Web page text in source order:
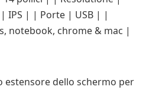
| IPS | | Porte | USB | |
notebook, chrome & mac |
estensore dello schermo per